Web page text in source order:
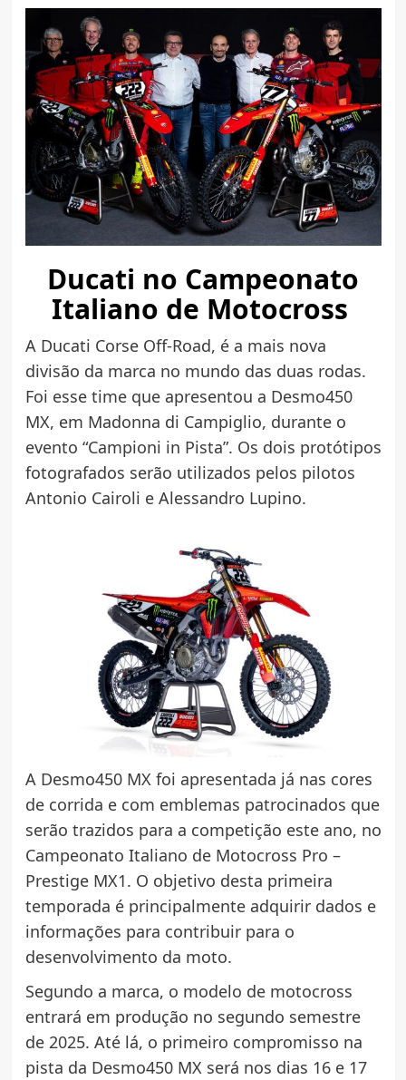
Ducati no Campeonato
Italiano de Motocross
A Ducati Corse Off-Road, é a mais nova
divisão da marca no mundo das duas rodas.
Foi esse time que apresentou a Desmo450
MX, em Madonna di Campiglio, durante o
evento “Campioni in Pista”. Os dois protótipos
fotografados serão utilizados pelos pilotos
Antonio Cairoli e Alessandro Lupino.
A Desmo450 MX foi apresentada já nas cores
de corrida e com emblemas patrocinados que
serão trazidos para a competição este ano, no
Campeonato Italiano de Motocross Pro –
Prestige MX1. O objetivo desta primeira
temporada é principalmente adquirir dados e
informações para contribuir para o
desenvolvimento da moto.
Segundo a marca, o modelo de motocross
entrará em produção no segundo semestre
de 2025. Até lá, o primeiro compromisso na
pista da Desmo450 MX será nos dias 16 e 17